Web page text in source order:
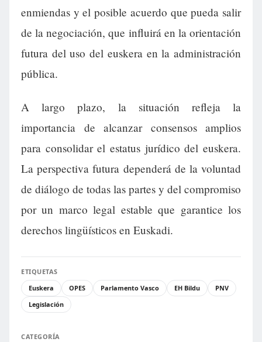
enmiendas y el posible acuerdo que pueda salir
de la negociación, que influirá en la orientación
futura del uso del euskera en la administración
pública.
A largo plazo, la situación refleja la
importancia de alcanzar consensos amplios
para consolidar el estatus jurídico del euskera.
La perspectiva futura dependerá de la voluntad
de diálogo de todas las partes y del compromiso
por un marco legal estable que garantice los
derechos lingüísticos en Euskadi.
ETIQUETAS
Euskera
OPES Parlamento Vasco EH Bildu
PNV
Legislación
CATEGORÍA